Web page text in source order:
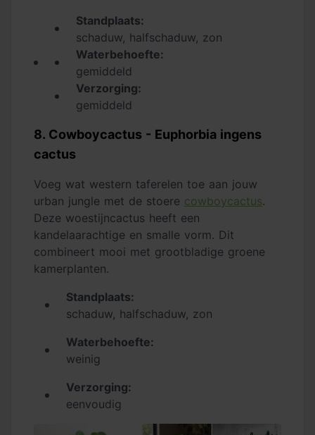
Standplaats:
schaduw, halfschaduw, zon
Waterbehoefte:
gemiddeld
Verzorging:
gemiddeld
8. Cowboycactus - Euphorbia ingens
cactus
Voeg wat western taferelen toe aan jouw
urban jungle met de stoere cowboycactus.
Deze woestijncactus heeft een
kandelaarachtige en smalle vorm. Dit
combineert mooi met grootbladige groene
kamerplanten.
Standplaats:
schaduw, halfschaduw, zon
Waterbehoefte:
weinig
Verzorging:
eenvoudig